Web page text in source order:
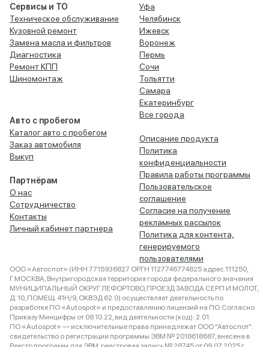
Сервисы и ТО
Техническое обслуживание
Кузовной ремонт
Замена масла и фильтров
Диагностика
Ремонт КПП
Шиномонтаж
Авто с пробегом
Каталог авто с пробегом
Заказ автомобиля
Выкуп
Партнёрам
О нас
Сотрудничество
Контакты
Личный кабинет партнера
Уфа
Челябинск
Ижевск
Воронеж
Пермь
Сочи
Тольятти
Самара
Екатеринбург
Все города
Описание продукта
Политика
конфиденциальности
Правила работы программы
Пользовательское
соглашение
Согласие на получение
рекламных рассылок
Политика для контента,
генерируемого
пользователями
ООО «Автоспот» (ИНН 7715936827 ОРГН 1127746774825 адрес 111250,
Г.МОСКВА, Внутригородская территория города федерального значения
МУНИЦИПАЛЬНЫЙ ОКРУГ ЛЕФОРТОВО, ПРОЕЗД ЗАВОДА СЕРП И МОЛОТ,
Д. 10, ПОМЕЩ. 41Н/9, ОКВЭД 62.0) осуществляет деятельность по
разработке ПО «Autospot» и предоставлению лицензий на ПО. Согласно
Приказу Минцифры от 08.10.22, вид деятельности (код): 2.01.
ПО «Autospot» — исключительные права принадлежат ООО "Автоспот":
свидетельство о регистрации программы ЭВМ № 2018618687, внесена в